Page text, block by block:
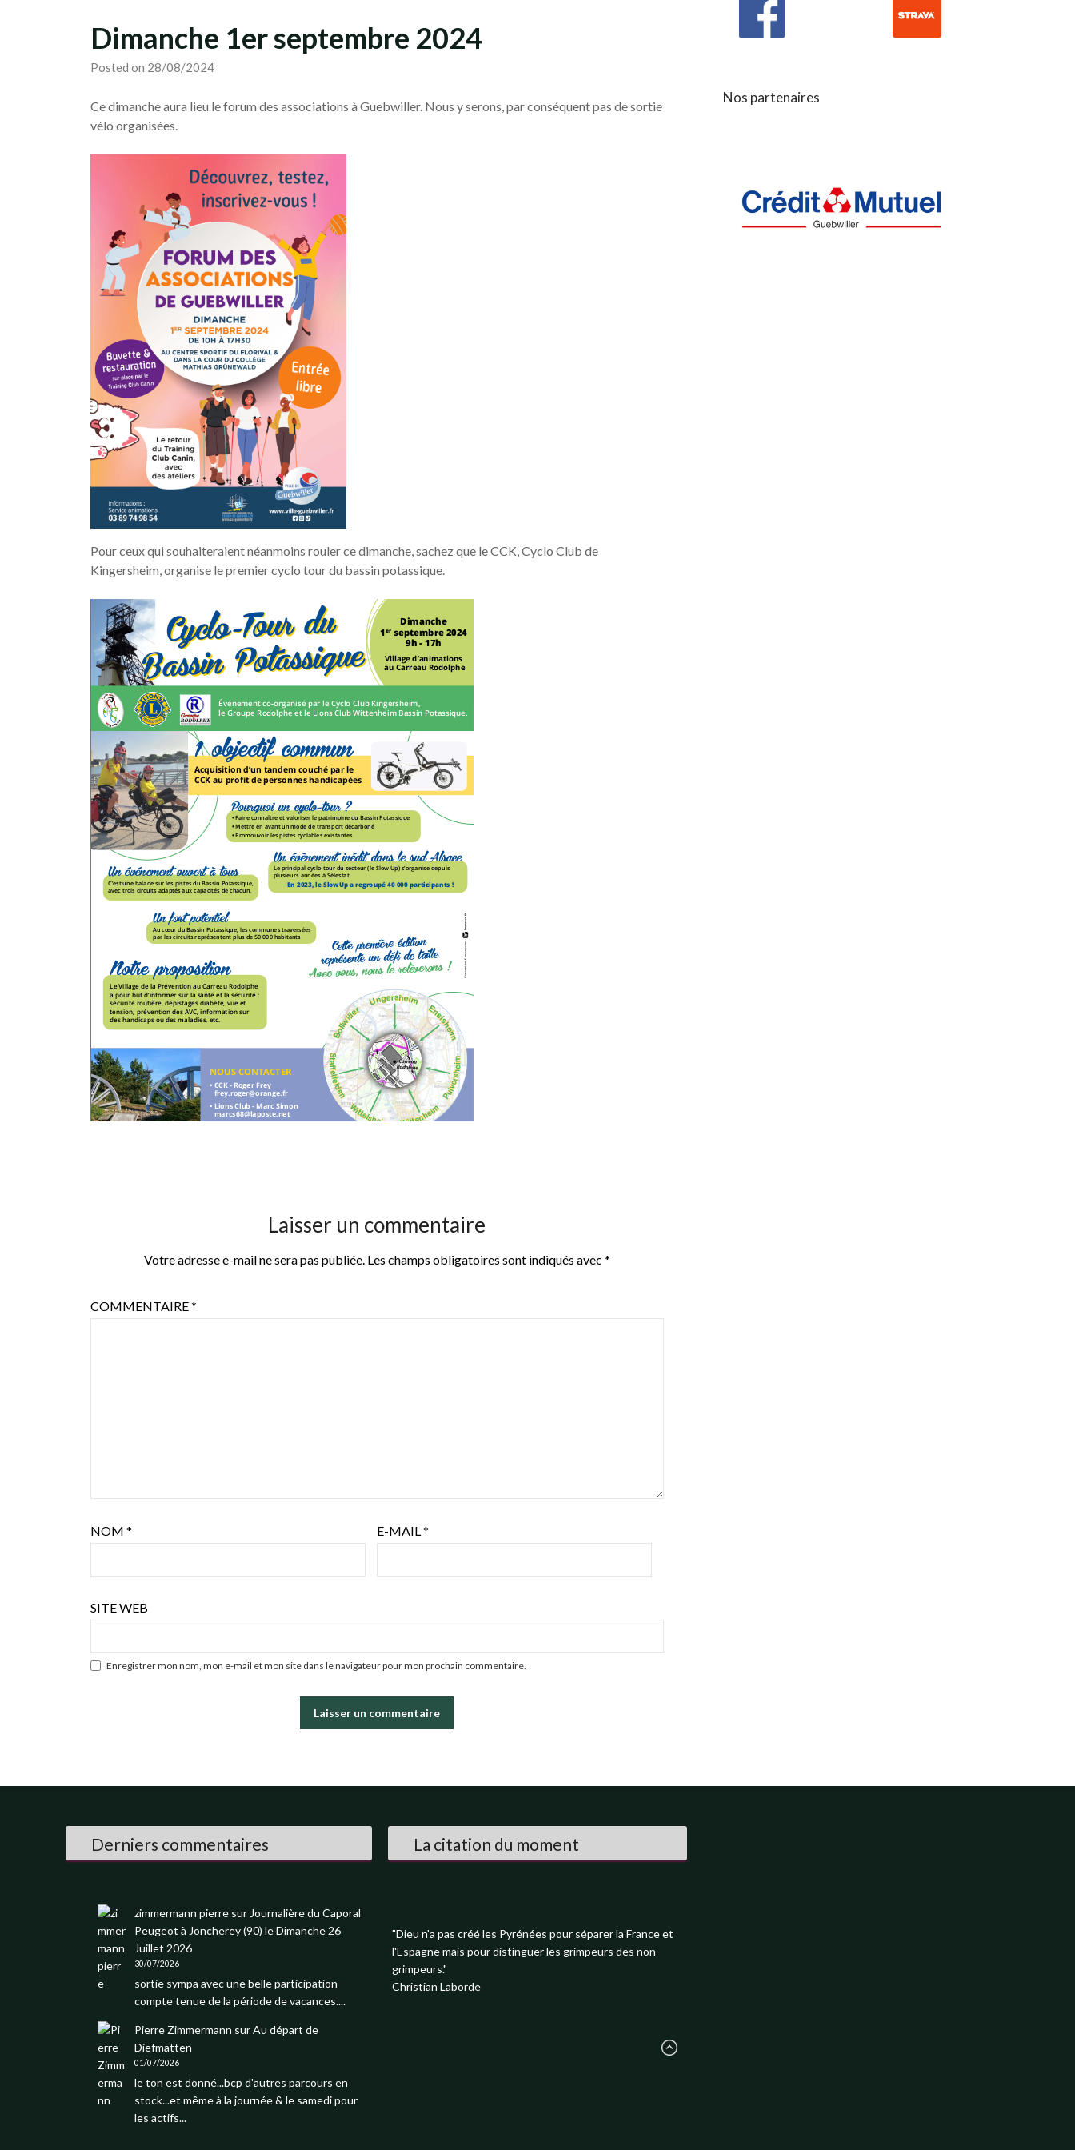
Dimanche 1er septembre 2024
Posted on 28/08/2024
Ce dimanche aura lieu le forum des associations à Guebwiller. Nous y serons, par conséquent pas de sortie
vélo organisées.
Pour ceux qui souhaiteraient néanmoins rouler ce dimanche, sachez que le CCK, Cyclo Club de
Kingersheim, organise le premier cyclo tour du bassin potassique.
Laisser un commentaire
Votre adresse e-mail ne sera pas publiée. Les champs obligatoires sont indiqués avec *
COMMENTAIRE*
NOM* E-MAIL*
SITE WEB
Enregistrer mon nom, mon e-mail et mon site dans le navigateur pour mon prochain commentaire.
Nos partenaires
Derniers commentaires
zimmermann pierresurJournalière du Caporal
Peugeot à Joncherey (90) le Dimanche 26
Juillet 2026
30/07/2026
sortie sympa avec une belle participation
compte tenue de la période de vacances....
Pierre Zimmermann surAu départ de
Diefmatten
01/07/2026
le ton est donné...bcp d'autres parcours en
stock...et même à la journée & le samedi pour
les actifs...
La citation du moment
"Dieu n'a pas créé les Pyrénées pour séparer la France et
l'Espagne mais pour distinguer les grimpeurs des non-
grimpeurs."
Christian Laborde